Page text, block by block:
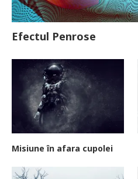
Efectul Penrose
Misiune în afara cupolei